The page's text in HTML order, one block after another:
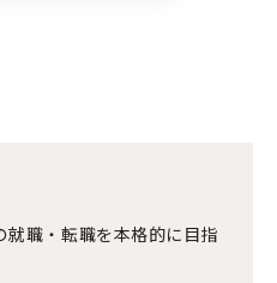
就職・転職を本格的に目指